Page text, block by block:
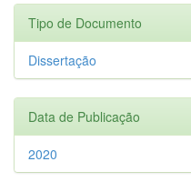
Tipo de Documento
Dissertação
Data de Publicação
2020